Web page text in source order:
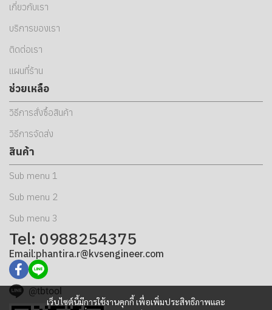
เว็บไซต์นี้มีการใช้งานคุกกี้ เพื่อเพิ่มประสิทธิภาพและ
เกี่ยวกับเรา
บริการของเรา
ติดต่อเรา
แผนที่ร้าน
ช่วยเหลือ
วิธีการสั่งซื้อสินค้า
วิธีการจัดส่ง
สินค้า
Sub menu 1
Sub menu 2
Sub menu 3
Tel: 0988254375
Email:phantira.r@kvsengineer.com
@tbtool